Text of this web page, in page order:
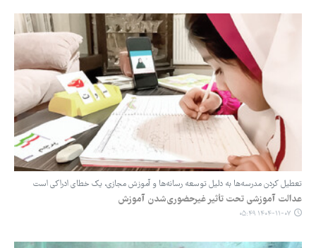
تعطیل‌ کردن مدرسه‌ها به دلیل توسعه رسانه‌ها و آموزش مجازی، یک خطای ادراکی است
عدالت آموزشی تحت تأثیر غیرحضوری‌شدن آموزش
۱۴۰۴-۱۱-۰۷ ۰۵:۴۹